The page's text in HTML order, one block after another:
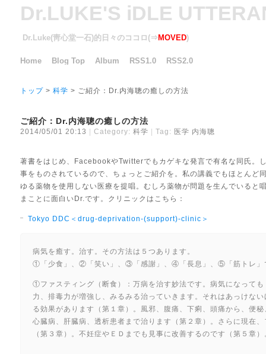
Dr.LUKE'S iDLE
Dr.Luke(靑心堂一石)的日々のココロ(⇒ MOVED)
Home Blog Top Album RSS1.0 RSS2.0
トップ > 科学 > ご紹介：Dr.内海聰の癒しの方法
ご紹介：Dr.内海聰の癒しの方法
2014/05/01 20:13 Category: 科学 Tag: 医学 内海聰
著書をはじめ、FacebookやTwitterでもカゲキな発言で有名な同氏。
事をものされているので、ちょっとご紹介を。私の講義でもほとんど
ゆる薬物を使用しない医療を提唱。むしろ薬物が問題を生んでいると
まことに面白いDr.です。クリニックはこちら：
Tokyo DDC＜drug-deprivation-(support)-clinic＞
病気を癒す。治す。その方法は５つあります。
①「少食」、②「笑い」、③「感謝」、④「長息」、⑤「筋トレ」
①ファスティング（断食）：万病を治す妙法です。病気になって
力、排毒力が増強し、みるみる治っていきます。それはあっけな
る効果があります（第１章）。風邪、腹痛、下痢、頭痛から、便
心臓病、肝臓病、透析患者まで治ります（第２章）。さらに現在
（第３章）。不妊症やＥＤまでも見事に改善するのです（第５章）